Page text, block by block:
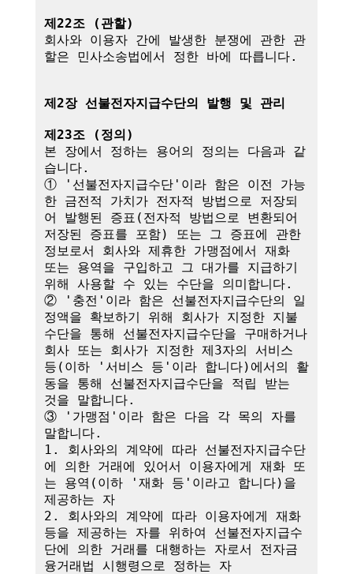
제22조 (관할)
회사와 이용자 간에 발생한 분쟁에 관한 관
할은 민사소송법에서 정한 바에 따릅니다.
제2장 선불전자지급수단의 발행 및 관리
제23조 (정의)
본 장에서 정하는 용어의 정의는 다음과 같
습니다.
① '선불전자지급수단'이라 함은 이전 가능
한 금전적 가치가 전자적 방법으로 저장되
어 발행된 증표(전자적 방법으로 변환되어
저장된 증표를 포함) 또는 그 증표에 관한
정보로서 회사와 제휴한 가맹점에서 재화
또는 용역을 구입하고 그 대가를 지급하기
위해 사용할 수 있는 수단을 의미합니다.
② '충전'이라 함은 선불전자지급수단의 일
정액을 확보하기 위해 회사가 지정한 지불
수단을 통해 선불전자지급수단을 구매하거나
회사 또는 회사가 지정한 제3자의 서비스
등(이하 '서비스 등'이라 합니다)에서의 활
동을 통해 선불전자지급수단을 적립 받는
것을 말합니다.
③ '가맹점'이라 함은 다음 각 목의 자를
말합니다.
1. 회사와의 계약에 따라 선불전자지급수단
에 의한 거래에 있어서 이용자에게 재화 또
는 용역(이하 '재화 등'이라고 합니다)을
제공하는 자
2. 회사와의 계약에 따라 이용자에게 재화
등을 제공하는 자를 위하여 선불전자지급수
단에 의한 거래를 대행하는 자로서 전자금
융거래법 시행령으로 정하는 자